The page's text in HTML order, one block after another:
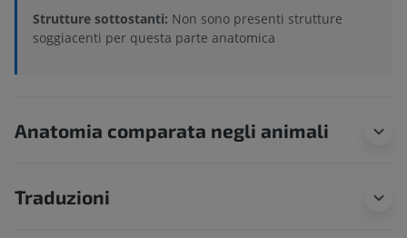
Strutture sottostanti: Non sono presenti strutture
soggiacenti per questa parte anatomica
Anatomia comparata negli animali
Traduzioni